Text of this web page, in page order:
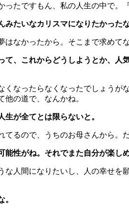
たですもん、私の人生の中で。
たいなカリスマになりたかった
かったから。そこまで求めて
、これからどうしようとか、
なったらなくなったでしょうが
の道で、なんかね。
が全てとは限らないと。
るので、うちのお母さんから。
性がね。それでまた自分が楽し
人間になりたいし、人の幸せを